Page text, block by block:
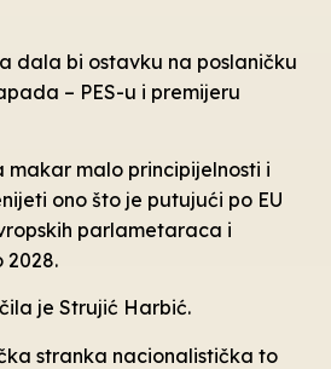
dala bi ostavku na poslaničku
– PES-u i premijeru
malo principijelnosti i
ono što je putujući po EU
parlametaraca i
2028.
je Strujić Harbić.
stranka nacionalistička to